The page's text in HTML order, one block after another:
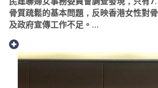
骨質疏鬆的基本問題，反映香港女性對
及政府宣傳工作不足。...